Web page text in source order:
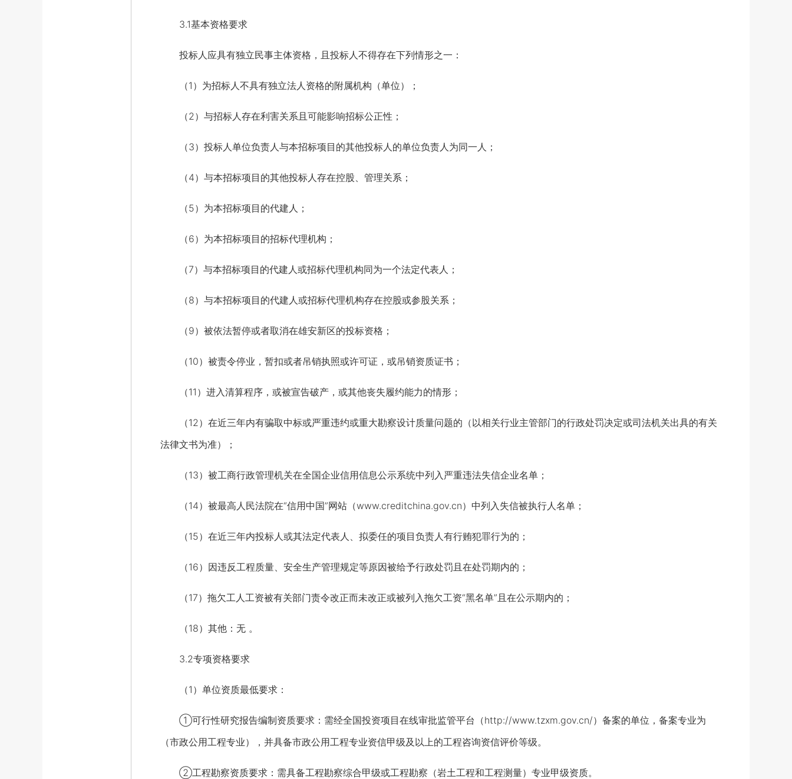
3.1基本资格要求
投标人应具有独立民事主体资格，且投标人不得存在下列情形之一：
（1）为招标人不具有独立法人资格的附属机构（单位）；
（2）与招标人存在利害关系且可能影响招标公正性；
（3）投标人单位负责人与本招标项目的其他投标人的单位负责人为同一人；
（4）与本招标项目的其他投标人存在控股、管理关系；
（5）为本招标项目的代建人；
（6）为本招标项目的招标代理机构；
（7）与本招标项目的代建人或招标代理机构同为一个法定代表人；
（8）与本招标项目的代建人或招标代理机构存在控股或参股关系；
（9）被依法暂停或者取消在雄安新区的投标资格；
（10）被责令停业，暂扣或者吊销执照或许可证，或吊销资质证书；
（11）进入清算程序，或被宣告破产，或其他丧失履约能力的情形；
（12）在近三年内有骗取中标或严重违约或重大勘察设计质量问题的（以相关行业主管部门的行政处罚决定或司法机关出具的有关
法律文书为准）；
（13）被工商行政管理机关在全国企业信用信息公示系统中列入严重违法失信企业名单；
（14）被最高人民法院在“信用中国”网站（www.creditchina.gov.cn）中列入失信被执行人名单；
（15）在近三年内投标人或其法定代表人、拟委任的项目负责人有行贿犯罪行为的；
（16）因违反工程质量、安全生产管理规定等原因被给予行政处罚且在处罚期内的；
（17）拖欠工人工资被有关部门责令改正而未改正或被列入拖欠工资“黑名单”且在公示期内的；
（18）其他：无 。
3.2专项资格要求
（1）单位资质最低要求：
①可行性研究报告编制资质要求：需经全国投资项目在线审批监管平台（http://www.tzxm.gov.cn/）备案的单位，备案专业为
（市政公用工程专业），并具备市政公用工程专业资信甲级及以上的工程咨询资信评价等级。
②工程勘察资质要求：需具备工程勘察综合甲级或工程勘察（岩土工程和工程测量）专业甲级资质。